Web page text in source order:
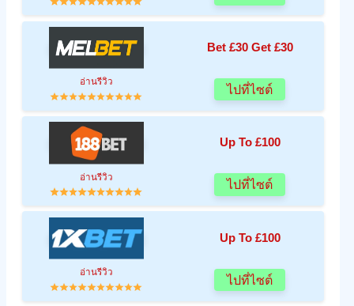
Bet £30 Get £30
อ่านรีวิว
ไปที่ไซต์
Up To £100
อ่านรีวิว
ไปที่ไซต์
Up To £100
อ่านรีวิว
ไปที่ไซต์